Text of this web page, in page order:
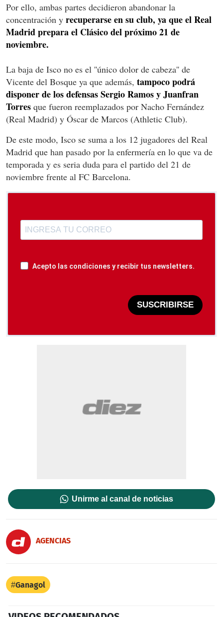
Por ello, ambas partes decidieron abandonar la
concentración y recuperarse en su club, ya que el Real
Madrid prepara el Clásico del próximo 21 de
noviembre.
La baja de Isco no es el ''único dolor de cabeza'' de
Vicente del Bosque ya que además, tampoco podrá
disponer de los defensas Sergio Ramos y Juanfran
Torres que fueron reemplazados por Nacho Fernández
(Real Madrid) y Óscar de Marcos (Athletic Club).
De este modo, Isco se suma a los 12 jugadores del Real
Madrid que han pasado por la enfermería en lo que va de
temporada y es seria duda para el partido del 21 de
noviembre frente al FC Barcelona.
Acepto las condiciones y recibir tus newsletters.
SUSCRIBIRSE
Unirme al canal de noticias
AGENCIAS
Ganagol